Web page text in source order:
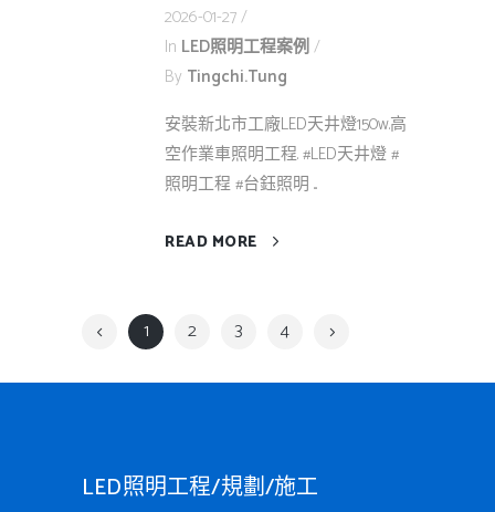
2026-01-27
In LED照明工程案例
By Tingchi.tung
安裝新北市工廠LED天井燈150w.高
空作業車照明工程. #LED天井燈 #
照明工程 #台鈺照明 ...
READ MORE
1 2 3 4
LED照明工程/規劃/施工